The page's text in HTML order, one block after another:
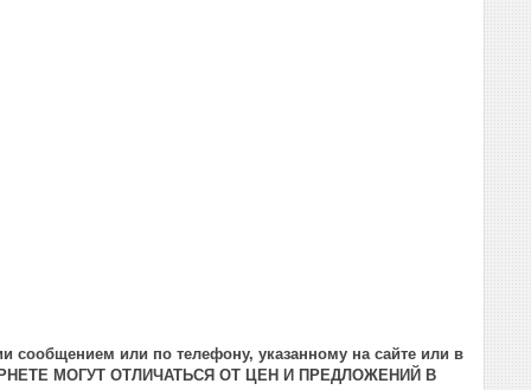
сообщением или по телефону, указанному на сайте или в
МОГУТ ОТЛИЧАТЬСЯ ОТ ЦЕН И ПРЕДЛОЖЕНИЙ В